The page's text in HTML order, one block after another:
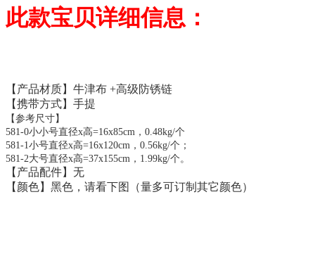
此款宝贝详细信息：
【产品材质】牛津布 +高级防锈链
【携带方式】手提
【参考尺寸】
581-0小小号直径x高=16x85cm，0.48kg/个
581-1小号直径x高=16x120cm，0.56kg/个；
581-2大号直径x高=37x155cm，1.99kg/个。
【产品配件】无
【颜色】黑色，请看下图（量多可订制其它颜色）